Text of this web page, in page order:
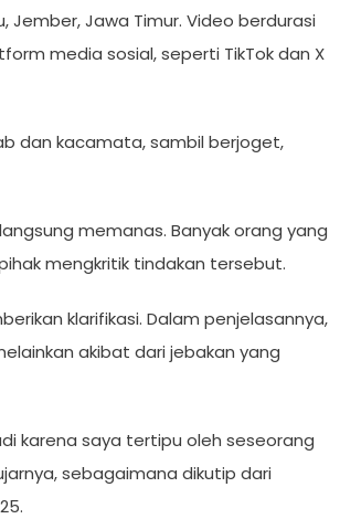
Jawa Timur. Video berdurasi
media sosial, seperti TikTok dan X
dan kacamata, sambil berjoget,
memanas. Banyak orang yang
mengkritik tindakan tersebut.
klarifikasi. Dalam penjelasannya,
akibat dari jebakan yang
karena saya tertipu oleh seseorang
sebagaimana dikutip dari